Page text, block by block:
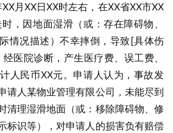
月XX日XX时左右，在XX省XX市XX
，因地面湿滑（或：存在障碍物、
情况描述）不幸摔倒，导致[具体伤
医院诊断，产生医疗费、误工费、
人民币XX元。申请人认为，事故发
请人某物业管理有限公司，未能尽到
清理湿滑地面（或：移除障碍物、修
标识等），对申请人的损害负有赔偿